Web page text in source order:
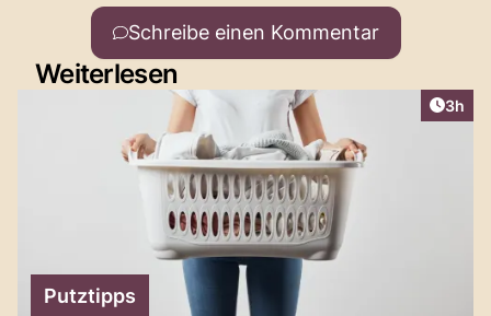
Schreibe einen Kommentar
Weiterlesen
3h
Putztipps